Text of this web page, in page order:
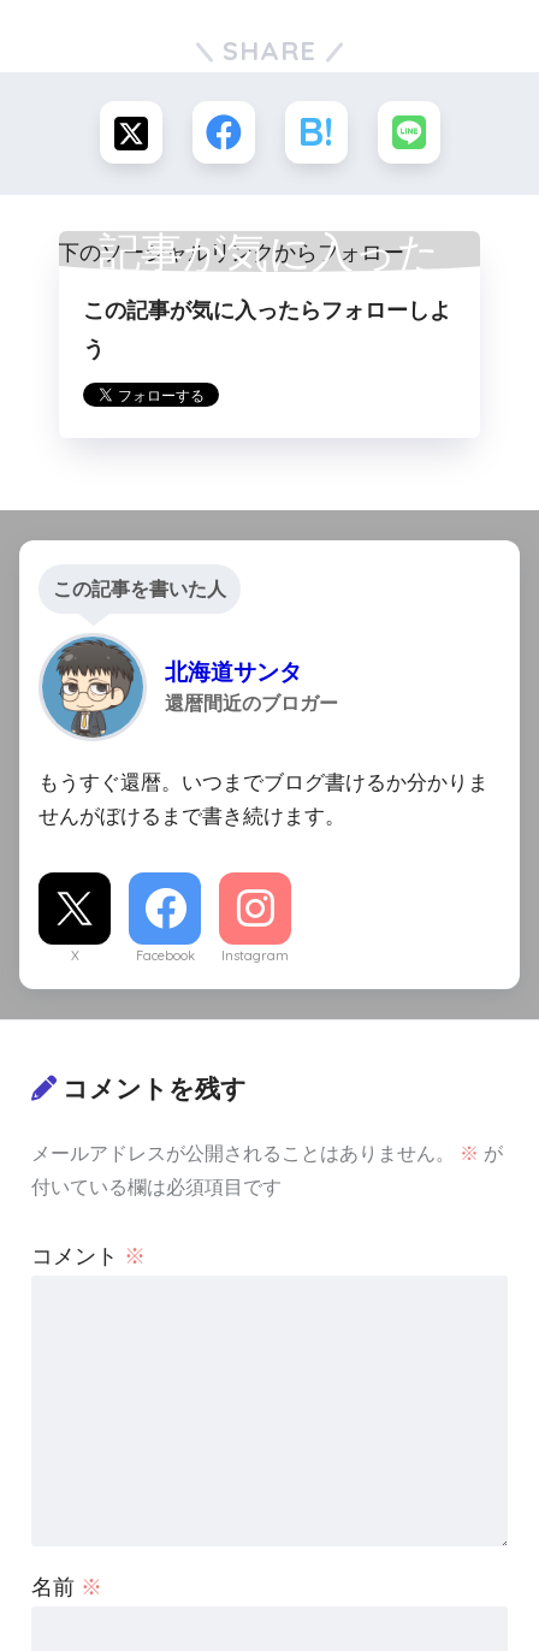
SHARE
記事が気に入った
らフォロー
この記事が気に入ったらフォローしよ
う
この記事を書いた人
北海道サンタ
還暦間近のブロガー
もうすぐ還暦。いつまでブログ書けるか分かりま
せんがぼけるまで書き続けます。
X Facebook Instagram
コメントを残す
メールアドレスが公開されることはありません。 ※ が
付いている欄は必須項目です
コメント ※
名前 ※